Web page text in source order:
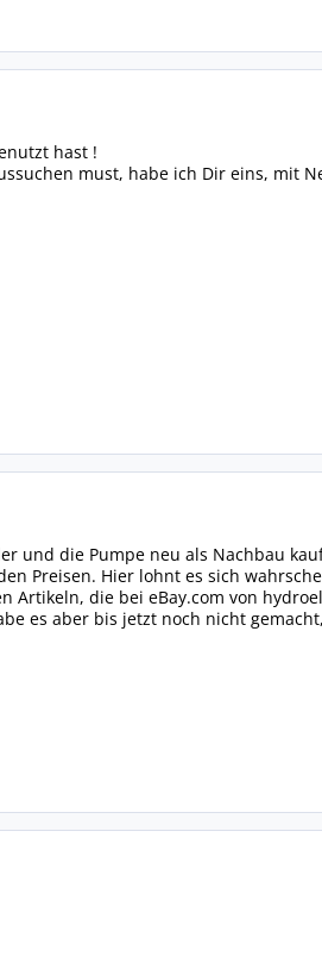
hast !
must, habe ich Dir eins, mit
und die Pumpe neu als Nachbau
Preisen. Hier lohnt es sich
Artikeln, die bei eBay.com von
es aber bis jetzt noch nicht